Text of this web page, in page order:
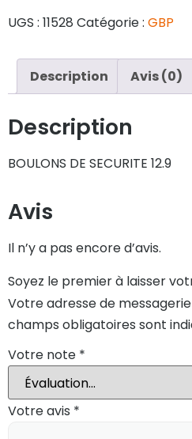
UGS : 11528 Catégorie : GBP
Description Avis (0)
Description
BOULONS DE SECURITE 12.9
Avis
Il n’y a pas encore d’avis.
Soyez le premier à laisser
Votre adresse de
champs obligatoires sont
Votre note *
Votre avis *